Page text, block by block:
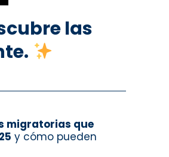
las
migratorias que
y cómo pueden